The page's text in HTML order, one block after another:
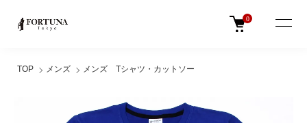
0
TOP メンズ メンズ Tシャツ・カットソー